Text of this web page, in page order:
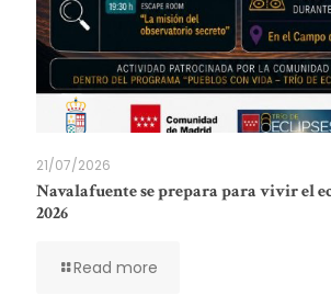
21/07/2026
Navalafuente se prepara para vivir el
2026
Read more